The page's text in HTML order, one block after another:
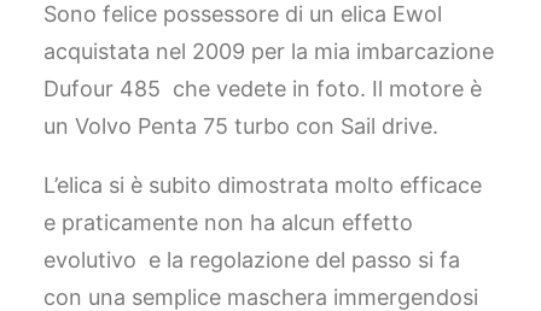
Sono felice possessore di un elica Ewol
acquistata nel 2009 per la mia imbarcazione
Dufour 485 che vedete in foto. Il motore è
un Volvo Penta 75 turbo con Sail drive.
L’elica si è subito dimostrata molto efficace
e praticamente non ha alcun effetto
evolutivo e la regolazione del passo si fa
con una semplice maschera immergendosi